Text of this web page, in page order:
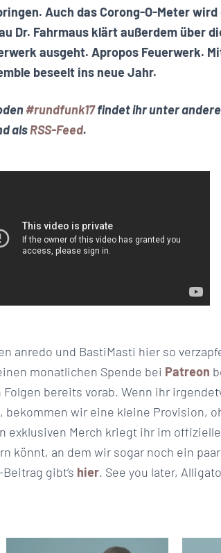
Auch das Corong-O-Meter
Dr. Fahrmaus klärt außerdem über
ausgeht. Apropos Feuerwerk.
beseelt ins neue Jahr.
#rundfunk17findet ihr unter
alsRSS-Feed.
anredo und BastiMasti hier so
monatlichen Spende bei Patreon
bereits vorab. Wenn ihr
bekommen wir eine kleine Provision,
exklusiven Merch kriegt ihr im
könnt, an dem wir sogar noch ein
gibt’s hier. See you later,